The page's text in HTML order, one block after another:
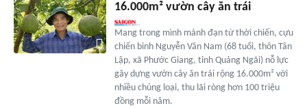
16.000m² vườn cây ăn trái
Mang trong mình mảnh đạn từ thời chiến, cựu
chiến binh Nguyễn Văn Nam (68 tuổi, thôn Tân
Lập, xã Phước Giang, tỉnh Quảng Ngãi) nỗ lực
gây dựng vườn cây ăn trái rộng 16.000m² với
nhiều chủng loại, thu lãi ròng hơn 100 triệu
đồng mỗi năm.